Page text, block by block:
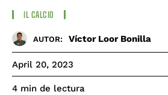
IL CALCIO
AUTOR: Víctor Loor Bonilla
April 20, 2023
4 min de lectura